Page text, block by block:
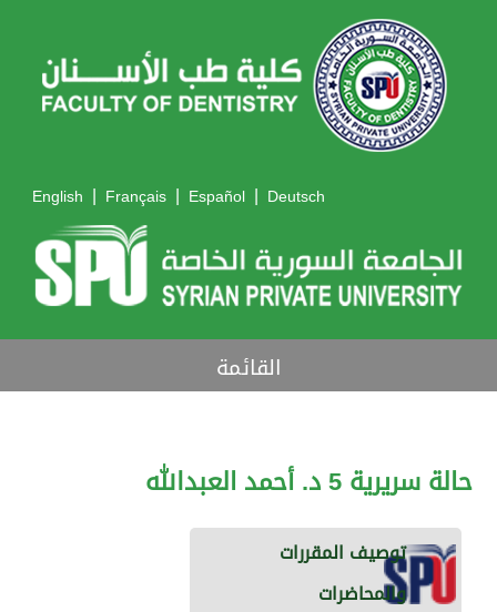
English | Français | Español | Deutsch
القائمة
حالة سريرية 5 د. أحمد العبدالله
توصيف المقررات
والمحاضرات